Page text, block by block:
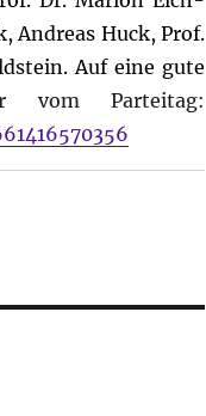
Andreas Huck, Prof.
Auf eine gute
vom Parteitag: